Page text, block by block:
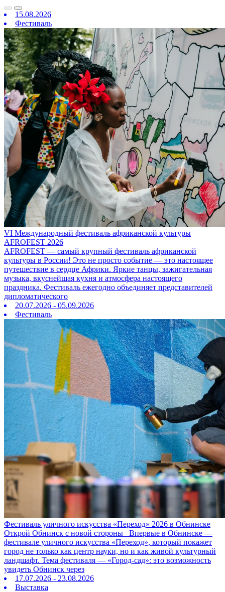
15.08.2026
Фестиваль
VI Международный фестиваль африканской культуры
AFROFEST 2026
AFROFEST — самый крупный фестиваль африканской
культуры в России! Это не просто событие — это настоящее
путешествие в сердце Африки. Яркие танцы, зажигательная
музыка, вкуснейшая кухня и атмосфера настоящего
праздника. Фестиваль ежегодно объединяет представителей
дипломатического
20.07.2026 - 05.09.2026
Фестиваль
Фестиваль уличного искусства «Переход» 2026 в Обнинске
Открой Обнинск с новой стороны Впервые в Обнинске —
фестивале уличного искусства «Переход», который покажет
город не только как центр науки, но и как живой культурный
ландшафт. Тема фестиваля — «Город‑сад»: это возможность
увидеть Обнинск через
17.07.2026 - 23.08.2026
Выставка